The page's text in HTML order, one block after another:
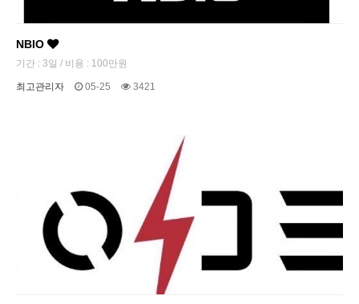
NBIO
기간 : 3일 / 비용 : 100만원
최고관리자 05-25 3421